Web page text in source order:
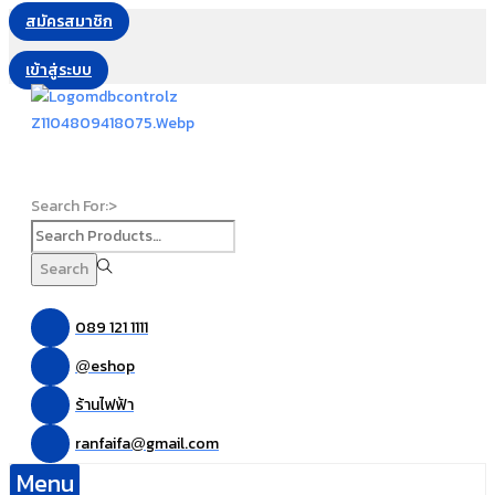
สมัครสมาชิก
เข้าสู่ระบบ
Search For:>
Search
089 121 1111
@eshop
ร้านไฟฟ้า
ranfaifa@gmail.com
Menu